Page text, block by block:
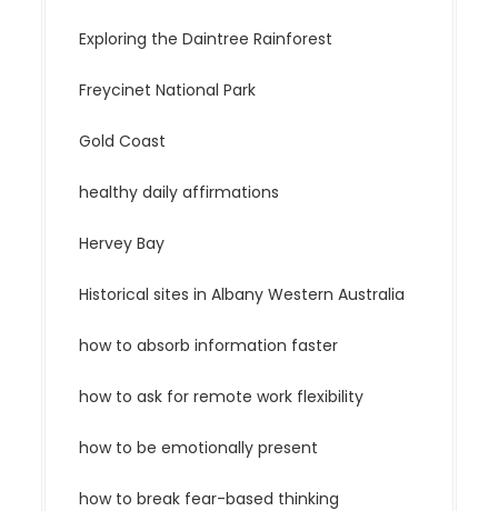
Exploring the Daintree Rainforest
Freycinet National Park
Gold Coast
healthy daily affirmations
Hervey Bay
Historical sites in Albany Western Australia
how to absorb information faster
how to ask for remote work flexibility
how to be emotionally present
how to break fear-based thinking